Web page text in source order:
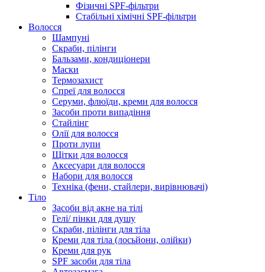
Фізичні SPF-фільтри
Стабільні хімічні SPF-фільтри
Волосся
Шампуні
Скраби, пілінги
Бальзами, кондиціонери
Маски
Термозахист
Спреї для волосся
Серуми, флюїди, креми для волосся
Засоби проти випадіння
Стайлінг
Олії для волосся
Проти лупи
Щітки для волосся
Аксесуари для волосся
Набори для волосся
Техніка (фени, стайлери, вирівнювачі)
Тіло
Засоби від акне на тілі
Гелі/ пінки для душу
Скраби, пілінги для тіла
Креми для тіла (лосьйони, олійки)
Креми для рук
SPF засоби для тіла